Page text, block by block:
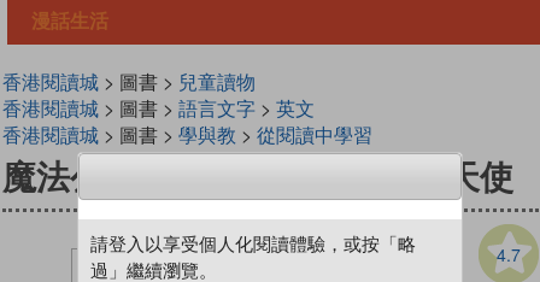
漫話生活
香港閱讀城> 圖書 > 兒童讀物
香港閱讀城> 圖書 > 語言文字> 英文
香港閱讀城> 圖書 > 學與教 > 從閱讀中學習
魔法公主學院12：邂逅管弦樂天使
4.7
請登入以享受個人化閱讀體驗，或按「略
過」繼續瀏覽。